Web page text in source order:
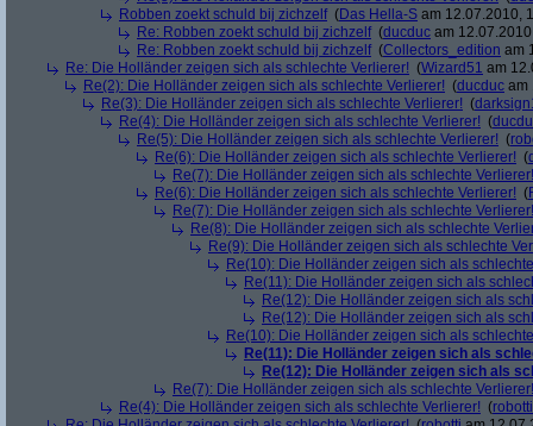
Robben zoekt schuld bij zichzelf(Das Hella-S am 12.07.2010,
Re: Robben zoekt schuld bij zichzelf(ducduc am
Re: Robben zoekt schuld bij zichzelf(Collectors_edition am
Re: Die Holländer zeigen sich als schlechte Verlierer! (Wizard51 am
Re(2): Die Holländer zeigen sich als schlechte Verlierer! (ducduc am
Re(3): Die Holländer zeigen sich als schlechte Verlierer! (
Re(4): Die Holländer zeigen sich als schlechte Verlierer! (
Re(5): Die Holländer zeigen sich als schlechte Verlierer! (
Re(6): Die Holländer zeigen sich als schlechte Verlierer! (
Re(7): Die Holländer zeigen sich als schlechte Verlierer!
Re(6): Die Holländer zeigen sich als schlechte Verlierer! (
Re(7): Die Holländer zeigen sich als schlechte Verlierer!
Re(8): Die Holländer zeigen sich als schlechte
Re(9): Die Holländer zeigen sich als schlechte
Re(10): Die Holländer zeigen sich als
Re(11): Die Holländer zeigen sich als
Re(12): Die Holländer zeigen sich als
Re(12): Die Holländer zeigen sich als
Re(10): Die Holländer zeigen sich als
Re(11): Die Holländer zeigen sich als
Re(12): Die Holländer zeigen sich als
Re(7): Die Holländer zeigen sich als schlechte Verlierer!
Re(4): Die Holländer zeigen sich als schlechte Verlierer! (robotti